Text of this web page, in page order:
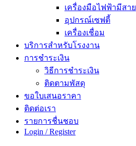
เครื่องมือไฟฟ้ามีสาย
อุปกรณ์เซฟตี้
เครื่องเชื่อม
บริการสำหรับโรงงาน
การชำระเงิน
วิธีการชำระเงิน
ติดตามพัสดุ
ขอใบเสนอราคา
ติดต่อเรา
รายการชื่นชอบ
Login / Register